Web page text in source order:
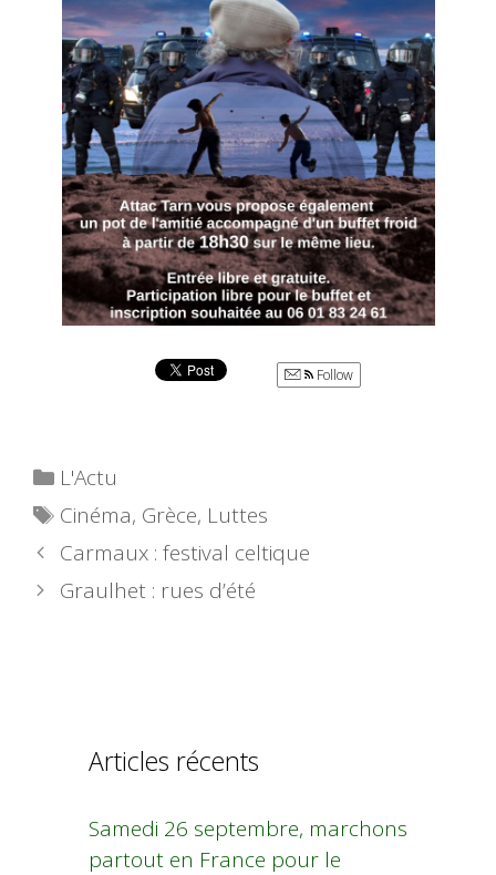
Follow
Catégories
L'Actu
Étiquettes
Cinéma, Grèce, Luttes
Carmaux : festival celtique
Graulhet : rues d’été
Articles récents
Samedi 26 septembre, marchons
partout en France pour le